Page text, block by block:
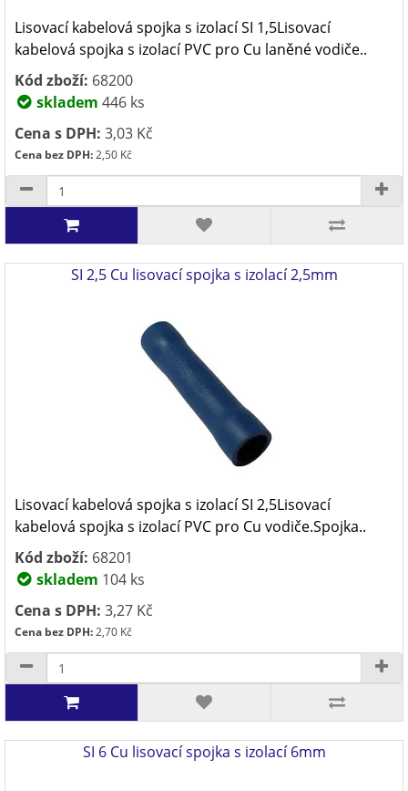
Lisovací kabelová spojka s izolací SI 1,5Lisovací
kabelová spojka s izolací PVC pro Cu laněné vodiče..
Kód zboží: 68200
skladem 446 ks
Cena s DPH: 3,03 Kč
Cena bez DPH:2,50 Kč
SI 2,5 Cu lisovací spojka s izolací 2,5mm
Lisovací kabelová spojka s izolací SI 2,5Lisovací
kabelová spojka s izolací PVC pro Cu vodiče.Spojka..
Kód zboží: 68201
skladem 104 ks
Cena s DPH: 3,27 Kč
Cena bez DPH:2,70 Kč
SI 6 Cu lisovací spojka s izolací 6mm